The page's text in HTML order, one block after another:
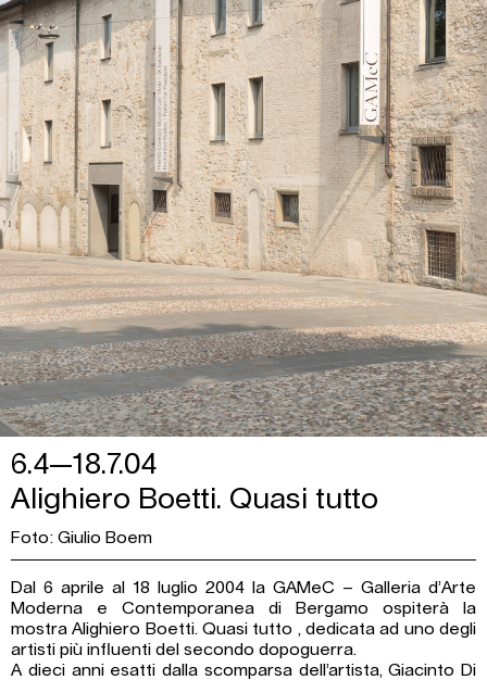
6.4—18.7.04
Alighiero Boetti. Quasi tutto
Foto: Giulio Boem
Dal 6 aprile al 18 luglio 2004 la GAMeC – Galleria d’Arte
Moderna e Contemporanea di Bergamo ospiterà la
mostra Alighiero Boetti. Quasi tutto , dedicata ad uno degli
artisti più influenti del secondo dopoguerra.
A dieci anni esatti dalla scomparsa dell’artista, Giacinto Di